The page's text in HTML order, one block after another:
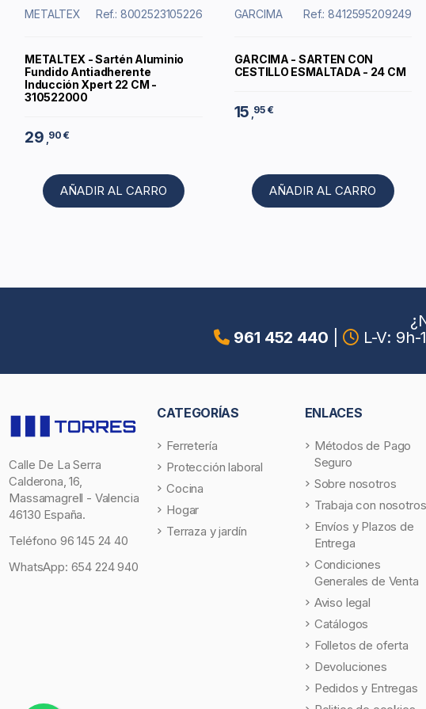
METALTEX Ref.: 8002523105226
METALTEX - Sartén Aluminio
Fundido Antiadherente
Inducción Xpert 22 CM -
310522000
29 ,90 €
AÑADIR AL CARRO
GARCIMA Ref.: 8412595209249
GARCIMA - SARTEN CON
CESTILLO ESMALTADA - 24 CM
15 ,95 €
AÑADIR AL CARRO
961 452 440
L-V: 9h-
Calle De La Serra
Calderona, 16,
Massamagrell - Valencia
46130 España.
Teléfono 96 145 24 40
WhatsApp: 654 224 940
CATEGORÍAS
Ferretería
Protección laboral
Cocina
Hogar
Terraza y jardín
ENLACES
Métodos de Pago
Seguro
Sobre nosotros
Trabaja con nosotros
Envíos y Plazos de
Entrega
Condiciones
Generales de Venta
Aviso legal
Catálogos
Folletos de oferta
Devoluciones
Pedidos y Entregas